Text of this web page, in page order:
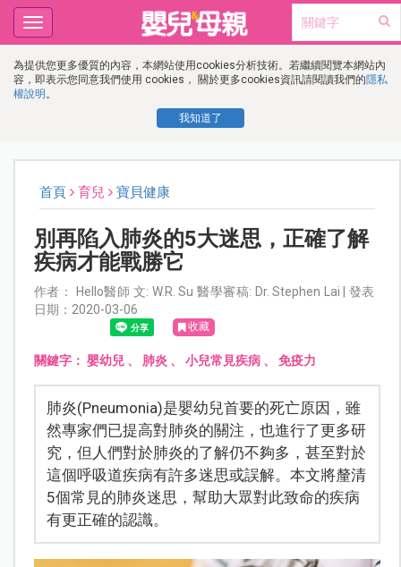
為提供您更多優質的內容，本網站使用cookies分析技術。若繼續閱覽本網站內
容，即表示您同意我們使用 cookies， 關於更多cookies資訊請閱讀我們的隱私
權說明 。
我知道了
Toggle
navigation
首頁 育兒 寶貝健康
別再陷入肺炎的5大迷思，正確了解
疾病才能戰勝它
作者： Hello醫師 文: W.R. Su 醫學審稿: Dr. Stephen Lai | 發表
日期：2020-03-06
收藏
關鍵字： 嬰幼兒、 肺炎 、 小兒常見疾病、 免疫力
肺炎(Pneumonia)是嬰幼兒首要的死亡原因，雖
然專家們已提高對肺炎的關注，也進行了更多研
究，但人們對於肺炎的了解仍不夠多，甚至對於
這個呼吸道疾病有許多迷思或誤解。本文將釐清
5個常見的肺炎迷思，幫助大眾對此致命的疾病
有更正確的認識。